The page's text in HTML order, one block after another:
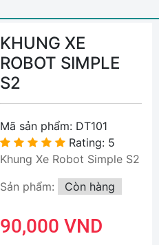
KHUNG XE
ROBOT SIMPLE
S2
Mã sản phẩm: DT101
Rating: 5
Khung Xe Robot Simple S2
Sản phẩm:
Còn hàng
90,000 VND